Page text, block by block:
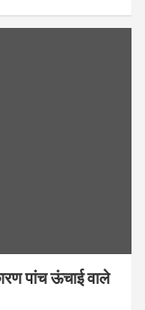
पांच ऊंचाई वाले